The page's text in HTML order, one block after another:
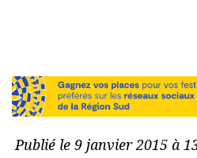
Publié le 9 janvier 2015 à